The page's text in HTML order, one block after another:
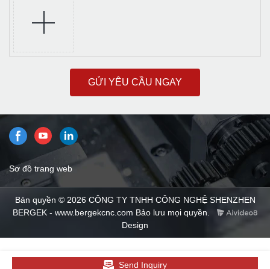
GỬI YÊU CẦU NGAY
Sơ đồ trang web
Bản quyền © 2026 CÔNG TY TNHH CÔNG NGHỆ SHENZHEN
BERGEK - www.bergekcnc.com Bảo lưu mọi quyền.
Design
Send Inquiry